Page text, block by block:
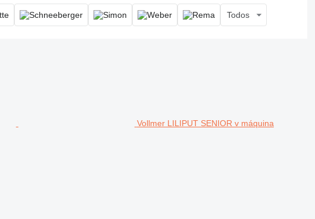
Todos
Vollmer LILIPUT SENIOR v máquina